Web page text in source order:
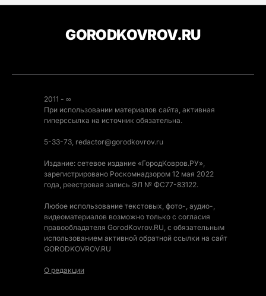
GORODKOVROV.RU
2011 - ∞
При использовании материалов сайта, активная
гиперссылка на источник обязательна.
5-33-73, redactor@gorodkovrov.ru
Издание: сетевое издание «ГородКовров.РУ»,
зарегистрировано Роскомнадзором 12 мая 2022
года, реестровая запись ЭЛ № ФС77-83122.
Любое использование текстовых, фото-, аудио-,
видеоматериалов возможно только с согласия
правообладателя GorodKovrov.RU, с обязательным
использованием активной обратной ссылки на сайт
GORODKOVROV.RU
О редакции